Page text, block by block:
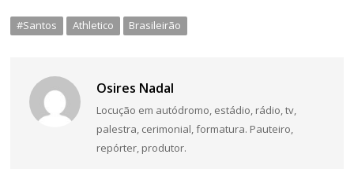
#Santos Athletico Brasileirão
Osires Nadal
Locução em autódromo, estádio, rádio, tv,
palestra, cerimonial, formatura. Pauteiro,
repórter, produtor.